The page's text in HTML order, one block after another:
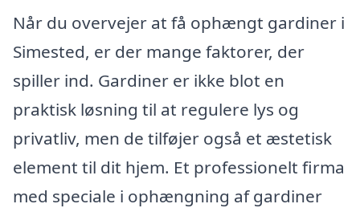
Når du overvejer at få ophængt gardiner i
Simested, er der mange faktorer, der
spiller ind. Gardiner er ikke blot en
praktisk løsning til at regulere lys og
privatliv, men de tilføjer også et æstetisk
element til dit hjem. Et professionelt firma
med speciale i ophængning af gardiner